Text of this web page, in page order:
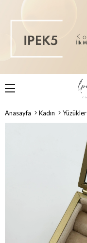
Anasayfa Kadın Yüzükler